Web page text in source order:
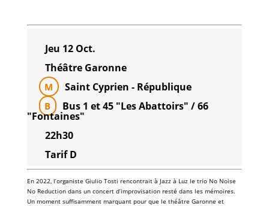
Jeu 12 Oct.
Théâtre Garonne
M Saint Cyprien - République
B Bus 1 et 45 "Les Abattoirs" / 66
"Fontaines"
22h30
Tarif D
En 2022, l’organiste Giulio Tosti rencontrait à Jazz à Luz le trio No Noise
No Reduction dans un concert d’improvisation resté dans les mémoires.
Un moment suffisamment marquant pour que le théâtre Garonne et